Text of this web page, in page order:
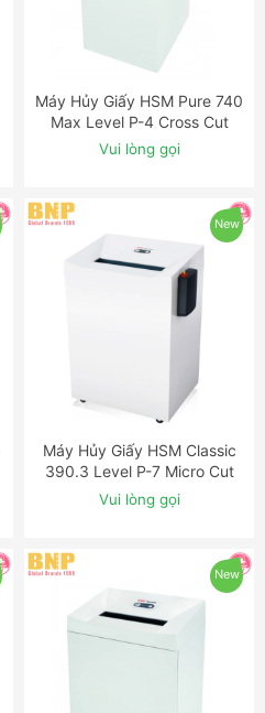
ĐẶT NGAY
Máy Hủy Giấy HSM Pure 740
Max Level P-4 Cross Cut
Shredder
Vui lòng gọi
New
ĐẶT NGAY
Máy Hủy Giấy HSM Classic
390.3 Level P-7 Micro Cut
Shredder with Automatic
Oiler
Vui lòng gọi
New